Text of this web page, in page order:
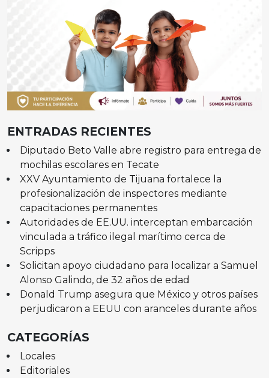
ENTRADAS RECIENTES
Diputado Beto Valle abre registro para entrega de
mochilas escolares en Tecate
XXV Ayuntamiento de Tijuana fortalece la
profesionalización de inspectores mediante
capacitaciones permanentes
Autoridades de EE.UU. interceptan embarcación
vinculada a tráfico ilegal marítimo cerca de
Scripps
Solicitan apoyo ciudadano para localizar a Samuel
Alonso Galindo, de 32 años de edad
Donald Trump asegura que México y otros países
perjudicaron a EEUU con aranceles durante años
CATEGORÍAS
Locales
Editoriales